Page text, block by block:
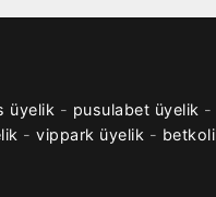
üyelik - pusulabet üyelik -
- vippark üyelik -